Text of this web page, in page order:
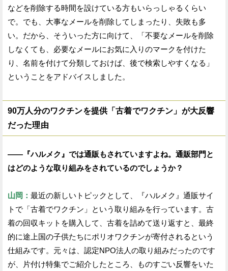
などを削除する時間を設けている方もいらっしゃるくらい
で。でも、大事なメールを削除してしまったり、失敗も多
い。だから、そういった方に向けて、「不要なメールを削除
しなくても、必要なメールにお気に入りのマークを付けた
り、名前を付けて分類しておけば、後で検索しやすくなる」
ということをアドバイスしました。
90万人分のワクチンを提供「古着でワクチン」が大反響
だった理由
——『ハルメク』では通販もされていますよね。通販部門と
はどのような取り組みをされているのでしょうか？
山岡： 最近の新しいトピックとして、『ハルメク』通販サイ
トで「古着でワクチン」という取り組みを行っています。古
着の回収キットを購入して、古着を詰めて送り返すと、最終
的に途上国の子供たちにポリオワクチンが寄付されるという
仕組みです。元々は、認定NPO法人の取り組みだったのです
が、片付け特集でご紹介したところ、ものすごい反響をいた